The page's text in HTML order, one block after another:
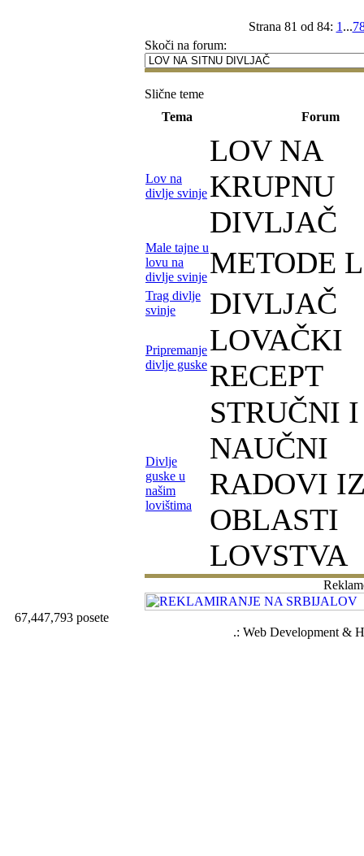
Strana 81 od 84: 1 ...
Skoči na forum:
Slične teme
Tema
Forum
Lov na
divlje svinje
LOV NA
KRUPNU
DIVLJAČ
Male tajne u
lovu na
divlje svinje METODE
Trag divlje
svinje
DIVLJAČ
Pripremanje
divlje guske
LOVAČKI
RECEPT
Divlje
guske u
našim
lovištima
STRUČNI I
NAUČNI
RADOVI
OBLASTI
LOVSTVA
67,447,793 posete
.: Web Development &